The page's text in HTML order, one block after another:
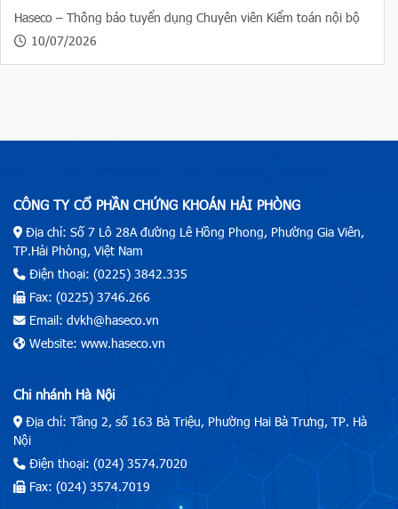
Haseco – Thông báo tuyển dụng Chuyên viên Kiểm toán nội bộ
10/07/2026
CÔNG TY CỔ PHẦN CHỨNG KHOÁN HẢI PHÒNG
Địa chỉ: Số 7 Lô 28A đường Lê Hồng Phong, Phường Gia Viên,
TP.Hải Phòng, Việt Nam
Điện thoại: (0225) 3842.335
Fax: (0225) 3746.266
Email: dvkh@haseco.vn
Website: www.haseco.vn
Chi nhánh Hà Nội
Địa chỉ: Tầng 2, số 163 Bà Triệu, Phường Hai Bà Trưng, TP. Hà
Nội
Điện thoại: (024) 3574.7020
Fax: (024) 3574.7019